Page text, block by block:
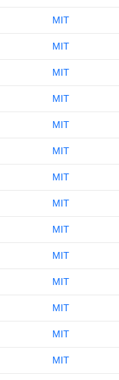
MIT
MIT
MIT
MIT
MIT
MIT
MIT
MIT
MIT
MIT
MIT
MIT
MIT
MIT